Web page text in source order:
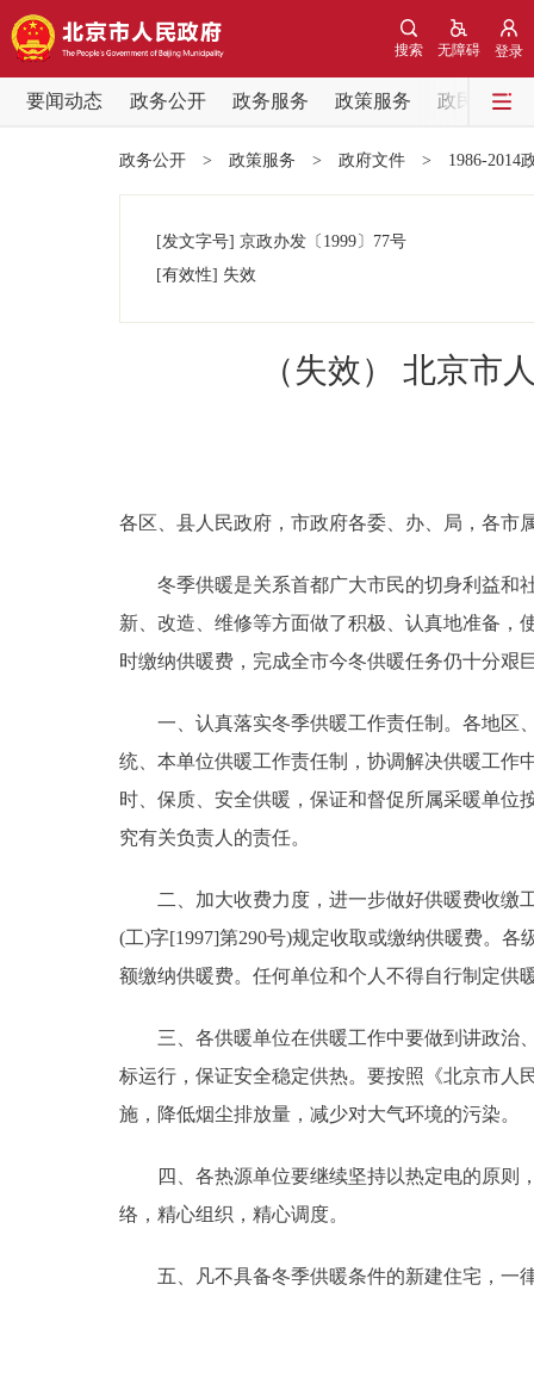
登录
无障碍
搜索
要闻动态 政务公开 政务服务 政策服务
政民互动
党中央精神
政策兑现
决策公开
政务服务
个人服务
便民服务
12345网上接诉即办
走进北京
北京概况
政务公开 > 政策服务 > 政府文件 > 1986-2014
[发文字号] 京政办发 〔1999〕 77号
[有效性] 失效
（失效） 北京市
各区、县人民政府，市政府各委、办、局，各市
冬季供暖是关系首都广大市民的切身利益和社
新、改造、维修等方面做了积极、认真地准备，
时缴纳供暖费，完成全市今冬供暖任务仍十分艰
一、认真落实冬季供暖工作责任制。各地区、
统、本单位供暖工作责任制，协调解决供暖工作
时、保质、安全供暖，保证和督促所属采暖单位
究有关负责人的责任。
二、加大收费力度，进一步做好供暖费收缴工
(工)字[1997]第290号)规定收取或缴纳供暖费。
额缴纳供暖费。任何单位和个人不得自行制定供
三、各供暖单位在供暖工作中要做到讲政治、
标运行，保证安全稳定供热。要按照《北京市人
施，降低烟尘排放量，减少对大气环境的污染。
四、各热源单位要继续坚持以热定电的原则，
络，精心组织，精心调度。
五、凡不具备冬季供暖条件的新建住宅，一